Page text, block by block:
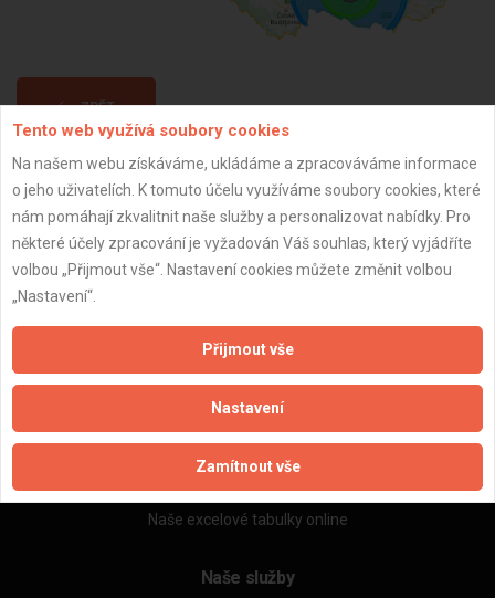
ZPĚT
Aktualizováno z portálu ARES dne 30.12.2023 05:15:07
Naše firmy a řemeslníci
Zpracování a ochrana osobních údajů
Zásady pro používání souborů cookie
Obchodní podmínky (zprostředkování)
Obchodní podmínky (rozpočtování)
Reference
Naše excelové tabulky online
Naše služby
Tento web využívá soubory cookies
Na našem webu získáváme, ukládáme a zpracováváme informace
o jeho uživatelích. K tomuto účelu využíváme soubory cookies, které
nám pomáhají zkvalitnit naše služby a personalizovat nabídky. Pro
některé účely zpracování je vyžadován Váš souhlas, který vyjádříte
volbou „Přijmout vše“. Nastavení cookies můžete změnit volbou
„Nastavení“.
Přijmout vše
Nastavení
Zamítnout vše